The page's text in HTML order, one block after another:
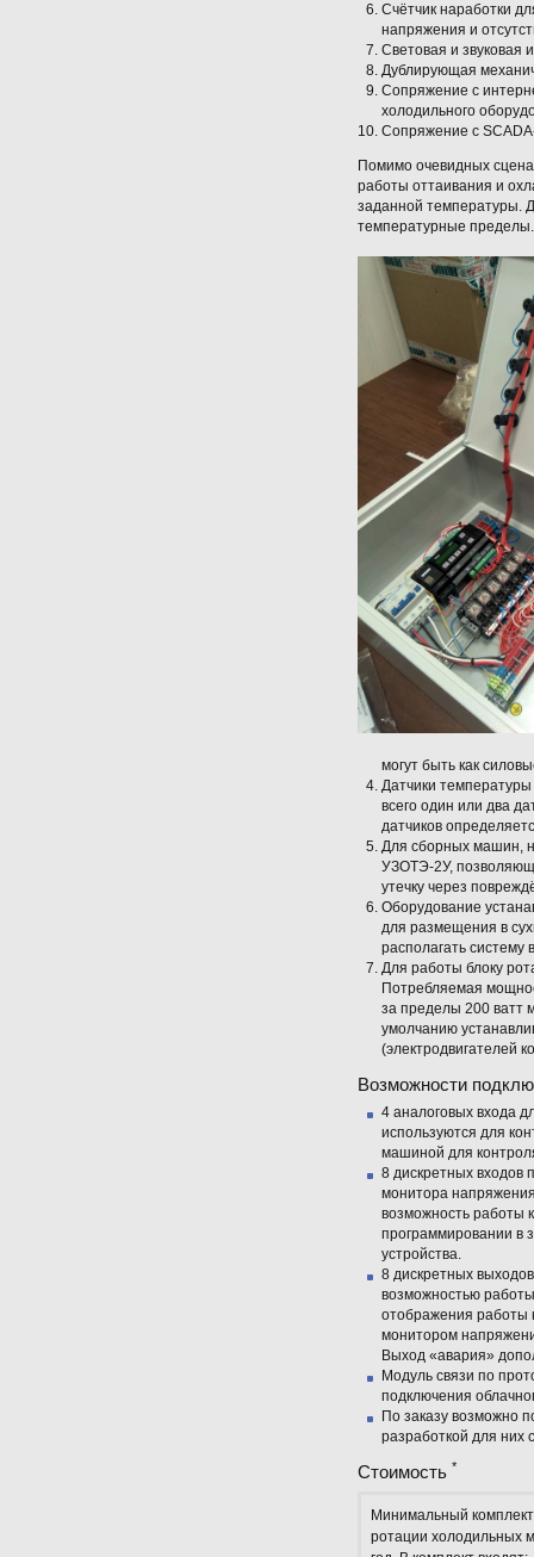
Счётчик наработки
напряжения и
Световая и звуковая
Дублирующая
Сопряжение с
холодильного
Сопряжение с
Помимо очевидных
работы оттаивания и
заданной температуры.
температурные пределы.
могут быть как
Датчики
всего один или два
датчиков
Для сборных машин,
УЗОТЭ-2У,
утечку через
Оборудование
для размещения в
располагать
Для работы блоку
Потребляемая
за пределы 200 ватт
умолчанию
(электродвигателей
Возможности
4 аналоговых входа
используются для
машиной для
8 дискретных входов
монитора
возможность работы
программировании в
устройства.
8 дискретных
возможностью
отображения работы
монитором
Выход «авария»
Модуль связи по
подключения
По заказу возможно
разработкой для них
Стоимость *
Минимальный
ротации холодильных